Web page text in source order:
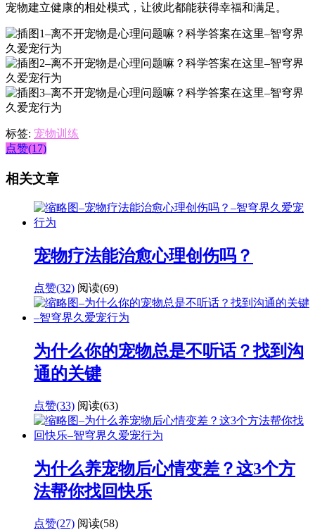
宠物建立健康的相处模式，让彼此都能获得幸福和满足。
标签: 宠物训练
点赞(17)
相关文章
宠物疗法能治愈心理创伤吗？
点赞(32) 阅读(69)
为什么你的宠物总是不听话？找到沟
通的关键
点赞(33) 阅读(63)
为什么养宠物后心情变差？这3个方
法帮你找回快乐
点赞(27) 阅读(58)